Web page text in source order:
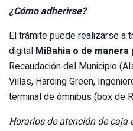
¿Cómo adherirse?
El trámite puede realizarse a
digital MiBahia o de
Recaudación del Municipio
Villas, Harding Green,
terminal de ómnibus (box de
Horarios de atención de caja